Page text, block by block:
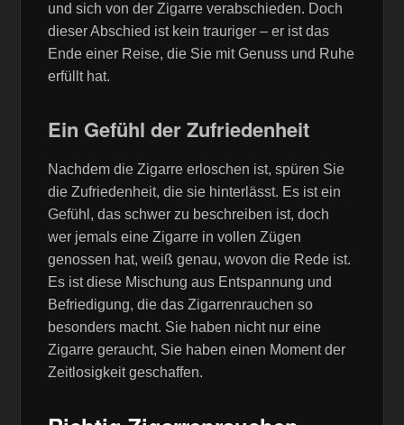
und sich von der Zigarre verabschieden. Doch
dieser Abschied ist kein trauriger – er ist das
Ende einer Reise, die Sie mit Genuss und Ruhe
erfüllt hat.
Ein Gefühl der Zufriedenheit
Nachdem die Zigarre erloschen ist, spüren Sie
die Zufriedenheit, die sie hinterlässt. Es ist ein
Gefühl, das schwer zu beschreiben ist, doch
wer jemals eine Zigarre in vollen Zügen
genossen hat, weiß genau, wovon die Rede ist.
Es ist diese Mischung aus Entspannung und
Befriedigung, die das Zigarrenrauchen so
besonders macht. Sie haben nicht nur eine
Zigarre geraucht, Sie haben einen Moment der
Zeitlosigkeit geschaffen.